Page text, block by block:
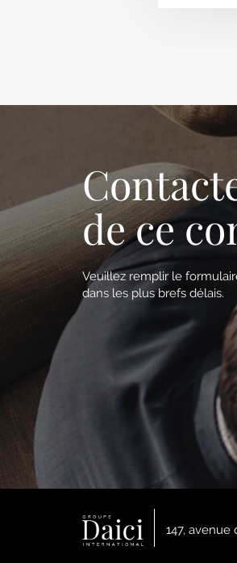
de ce
Veuillez remplir le
dans les plus brefs délais.
147, avenue